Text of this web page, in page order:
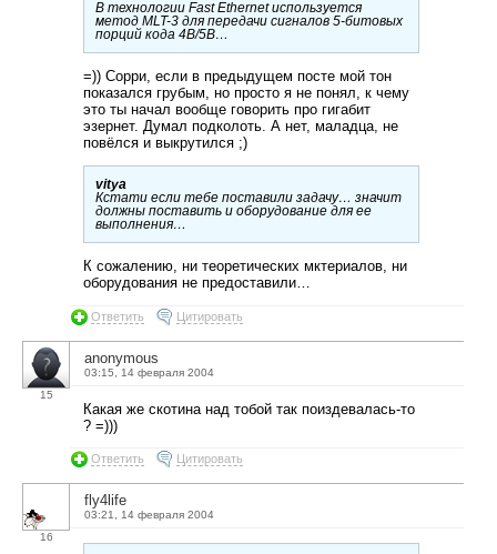
В технологии Fast Ethernet используется
метод MLT-3 для передачи сигналов 5-битовых
порций кода 4B/5B…
=)) Сорри, если в предыдущем посте мой тон
показался грубым, но просто я не понял, к чему
это ты начал вообще говорить про гигабит
эзернет. Думал подколоть. А нет, маладца, не
повёлся и выкрутился ;)
vitya
Кстати если тебе поставили задачу… значит
должны поставить и оборудование для ее
выполнения…
К сожалению, ни теоретических мктериалов, ни
оборудования не предоставили…
Ответить Цитировать
15
anonymous
03:15, 14 февраля 2004
Какая же скотина над тобой так поиздевалась-то
? =)))
Ответить Цитировать
16
fly4life
03:21, 14 февраля 2004